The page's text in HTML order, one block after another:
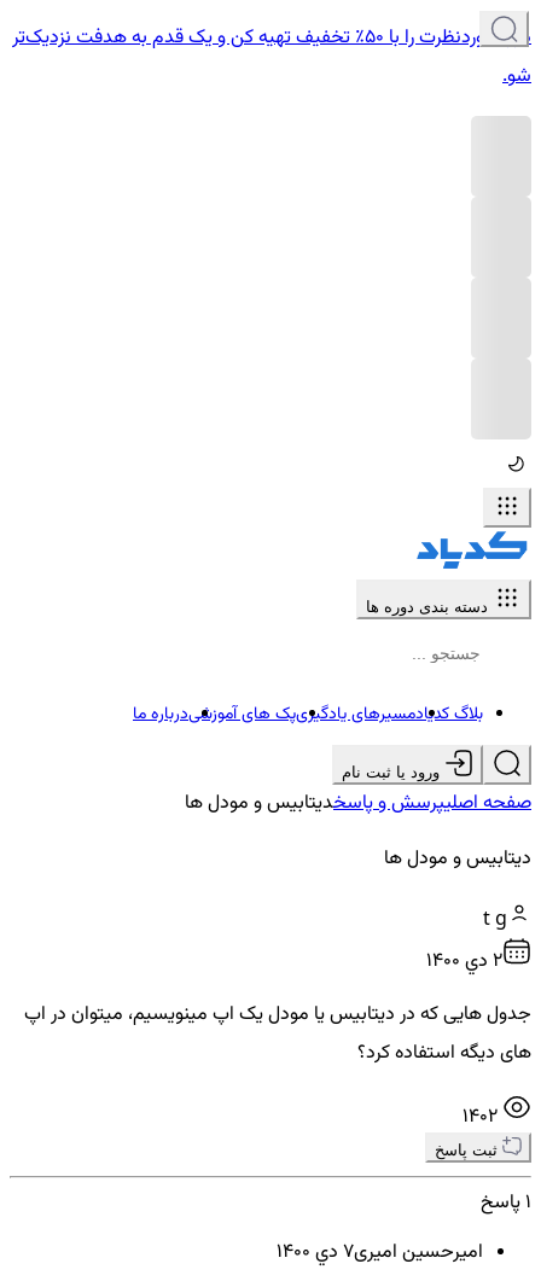
دوره موردنظرت را با ۵۰٪ تخفیف تهیه کن و یک قدم به هدفت نزدیک‌تر
شو.
دسته بندی دوره ها
بلاگ کدیادمسیرهای یادگیریپک های آموزشیدرباره ما
ورود یا ثبت نام
صفحه اصلیپرسش و پاسخدیتابیس و مودل ها
دیتابیس و مودل ها
t g
2 دي ۱۴۰۰
جدول هایی که در دیتابیس یا مودل یک اپ مینویسیم، میتوان در اپ
های دیگه استفاده کرد؟
ثبت پاسخ
1 پاسخ
امیرحسین امیری7 دي ۱۴۰۰